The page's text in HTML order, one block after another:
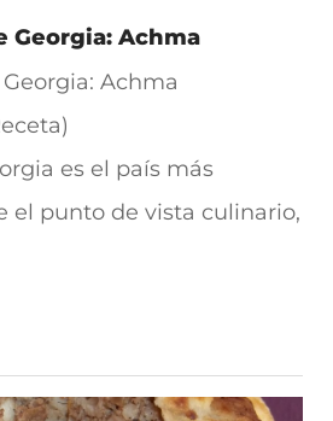
Georgia: Achma
Achma
es el país más
el punto de vista culinario,